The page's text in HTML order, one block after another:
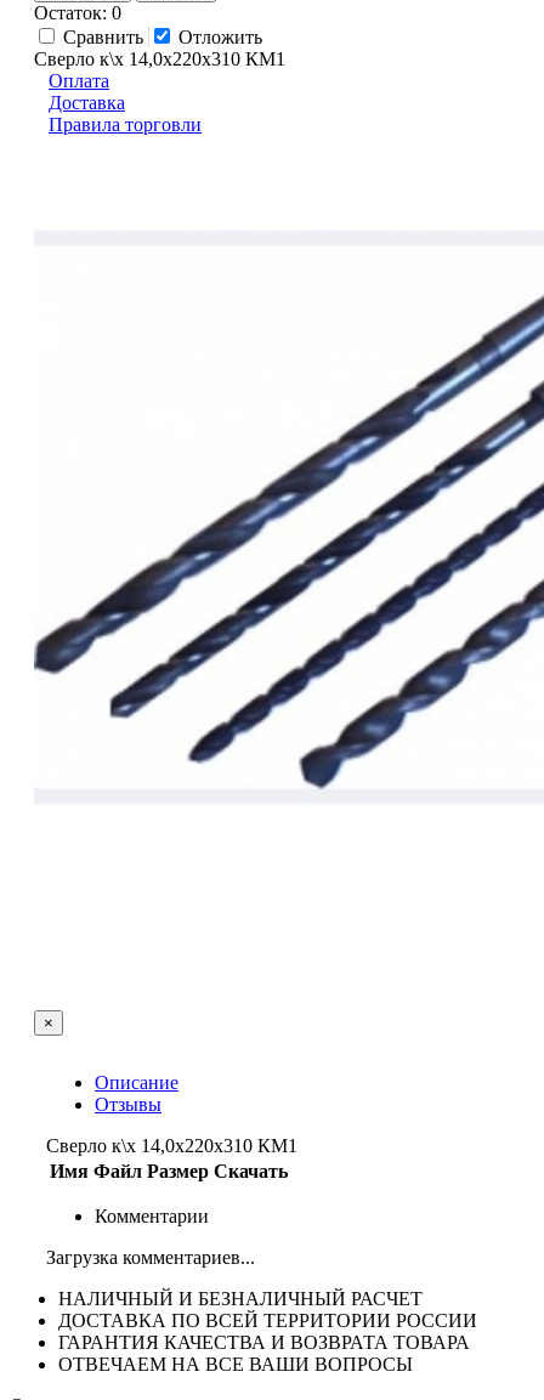
Остаток: 0
Сравнить
Отложить
Сверло к\х 14,0х220х310 КМ1
Оплата
Доставка
Правила торговли
×
Описание
Отзывы
Сверло к\х 14,0х220х310 КМ1
Имя Файл Размер Скачать
Комментарии
Загрузка комментариев...
НАЛИЧНЫЙ И БЕЗНАЛИЧНЫЙ РАСЧЕТ
ДОСТАВКА ПО ВСЕЙ ТЕРРИТОРИИ РОССИИ
ГАРАНТИЯ КАЧЕСТВА И ВОЗВРАТА ТОВАРА
ОТВЕЧАЕМ НА ВСЕ ВАШИ ВОПРОСЫ